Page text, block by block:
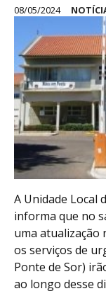
08/05/2024
A Unidade Local
informa que no
uma atualização
os serviços de
Ponte de Sor)
ao longo desse